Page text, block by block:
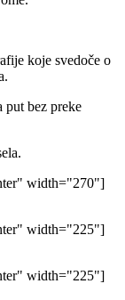
koje svedoče o
put bez preke
width="270"]
width="225"]
width="225"]